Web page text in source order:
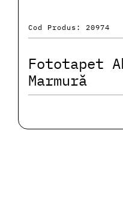
Cod Produs: 20974
Fototapet
Marmură